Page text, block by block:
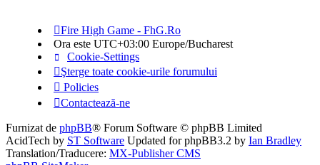
Fire High Game - FhG.Ro
Ora este UTC+03:00 Europe/Bucharest
Cookie-Settings
Şterge toate cookie-urile forumului
Policies
Contactează-ne
Furnizat de phpBB® Forum Software © phpBB Limited
AcidTech by ST Software Updated for phpBB3.2 by Ian Bradley
Translation/Traducere: MX-Publisher CMS